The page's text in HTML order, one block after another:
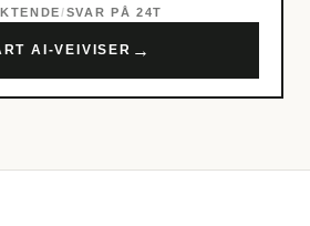
/SVAR PÅ 24T
AI-VEIVISER →